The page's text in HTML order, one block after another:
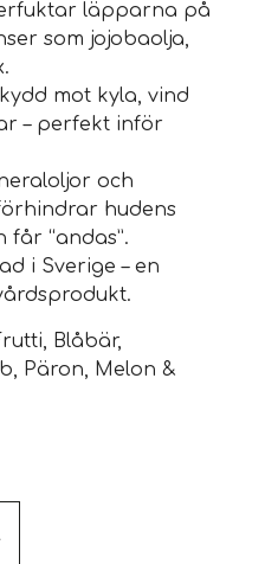
läpparna på
som jojobaolja,
mot kyla, vind
– perfekt inför
och
hudens
får “andas”.
i Sverige – en
Blåbär,
Päron, Melon &